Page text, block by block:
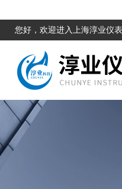
您好，欢迎进入上海淳业仪